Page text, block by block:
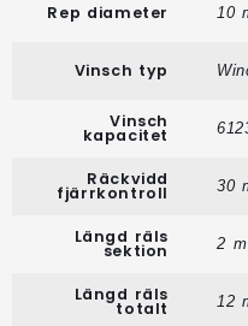
Rep diameter 10
Vinsch typ
Vinsch
kapacitet
Räckvidd
fjärrkontroll 30
Längd räls
sektion 2 m
Längd räls
totalt 12